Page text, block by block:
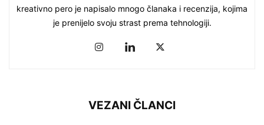
kreativno pero je napisalo mnogo članaka i recenzija, kojima
je prenijelo svoju strast prema tehnologiji.
VEZANI ČLANCI